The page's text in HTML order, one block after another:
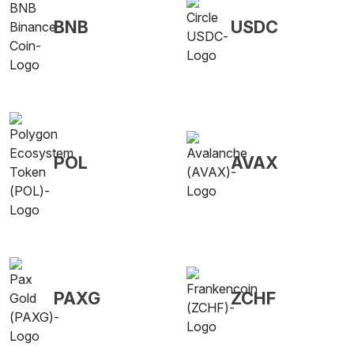
BNB USDC
POL AVAX
PAXG ZCHF